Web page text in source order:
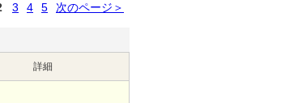
3 4 5 次のページ＞
詳細